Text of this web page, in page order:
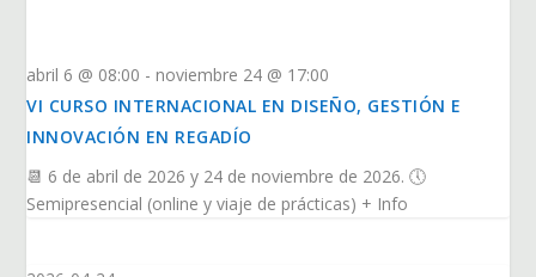
abril 6 @ 08:00 - noviembre 24 @ 17:00
VI CURSO INTERNACIONAL EN DISEÑO, GESTIÓN E
INNOVACIÓN EN REGADÍO
📆 6 de abril de 2026 y 24 de noviembre de 2026. 🕔
Semipresencial (online y viaje de prácticas) + Info